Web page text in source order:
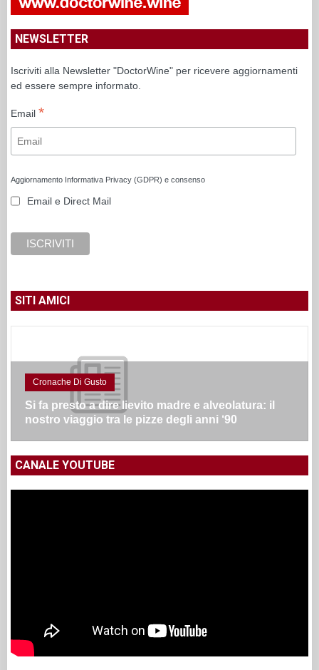
NEWSLETTER
Iscriviti alla Newsletter "DoctorWine" per ricevere aggiornamenti
ed essere sempre informato.
Email *
Aggiornamento Informativa Privacy (GDPR) e consenso
Email e Direct Mail
SITI AMICI
Cronache Di Gusto
Si fa presto a dire lievito madre e alveolatura: il
nostro viaggio tra le pizze degli anni ‘90
CANALE YOUTUBE